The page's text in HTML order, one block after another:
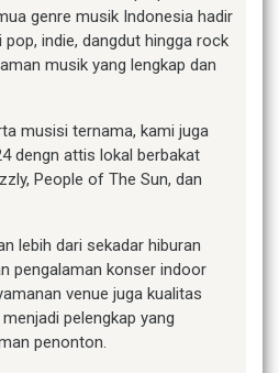
genre musik Indonesia hadir
indie, dangdut hingga rock
musik yang lengkap dan
musisi ternama, kami juga
dengn attis lokal berbakat
People of The Sun, dan
lebih dari sekadar hiburan
pengalaman konser indoor
venue juga kualitas
pelengkap yang
penonton.